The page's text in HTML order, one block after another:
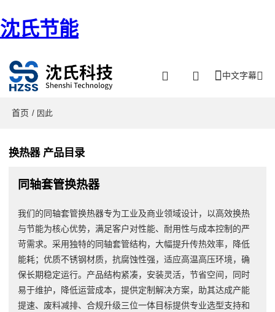
沈氏节能
中文字幕
首页 / 因此
换热器 产品目录
同轴套管换热器
我们的同轴套管换热器专为工业及商业领域设计，以高效换热
与节能为核心优势，满足客户对性能、耐用性与成本控制的严
苛需求。采用独特的同轴套管结构，大幅提升传热效率，降低
能耗；优质不锈钢材质，抗腐蚀性强，适应高温高压环境，确
保长期稳定运行。产品结构紧凑，安装灵活，节省空间，同时
易于维护，降低运营成本，提供定制解决方案，助其达成产能
提速、废料减排、合规升级三位一体目标提供专业选型支持和